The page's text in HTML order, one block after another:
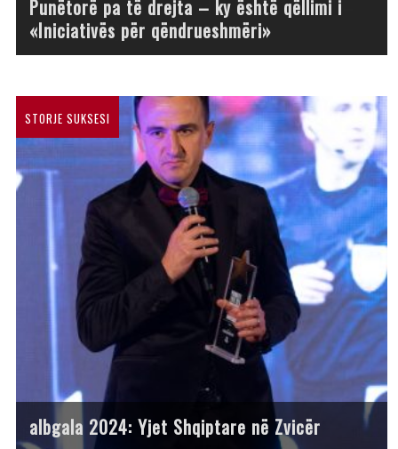
Punëtorë pa të drejta – ky është qëllimi i
«Iniciativës për qëndrueshmëri»
STORJE SUKSESI
albgala 2024: Yjet Shqiptare në Zvicër